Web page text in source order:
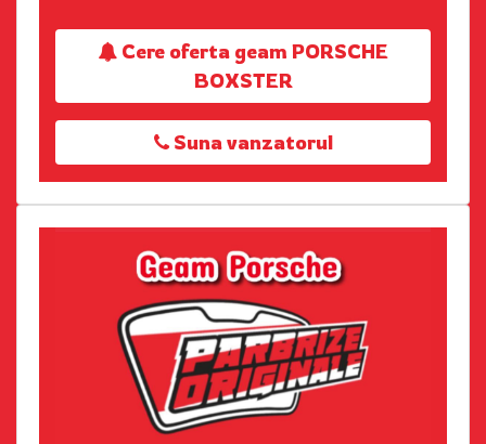
Cere oferta geam PORSCHE
BOXSTER
Suna vanzatorul